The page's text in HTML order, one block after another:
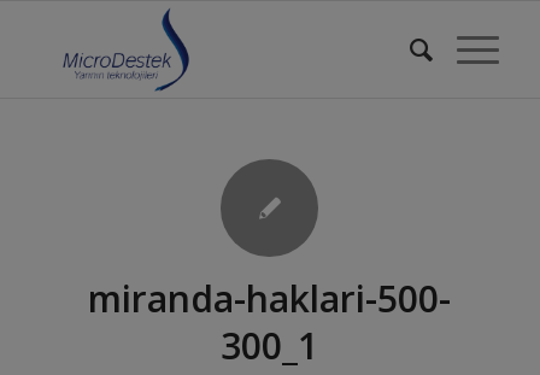
miranda-haklari-500-
300_1